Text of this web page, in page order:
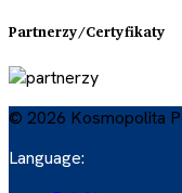
Partnerzy/Certyfikaty
© 2026 Kosmopolita
Language: